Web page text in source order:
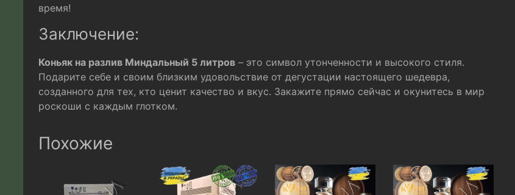
время!
Заключение:
Коньяк на разлив Миндальный 5 литров – это символ утонченности и высокого стиля.
Подарите себе и своим близким удовольствие от дегустации настоящего шедевра,
созданного для тех, кто ценит качество и вкус. Закажите прямо сейчас и окунитесь в мир
роскоши с каждым глотком.
Похожие